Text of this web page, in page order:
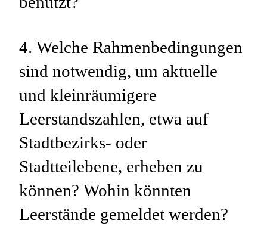
4. Welche Rahmenbedingungen
sind notwendig, um aktuelle
und kleinräumigere
Leerstandszahlen, etwa auf
Stadtbezirks- oder
Stadtteilebene, erheben zu
können? Wohin könnten
Leerstände gemeldet werden?